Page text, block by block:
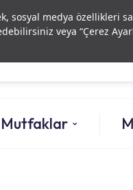
sosyal medya özellikleri
veya “Çerez
Mutfaklar